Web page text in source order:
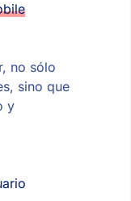
no sólo
sino que
y